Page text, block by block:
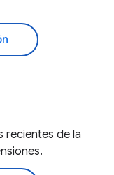
recientes de la